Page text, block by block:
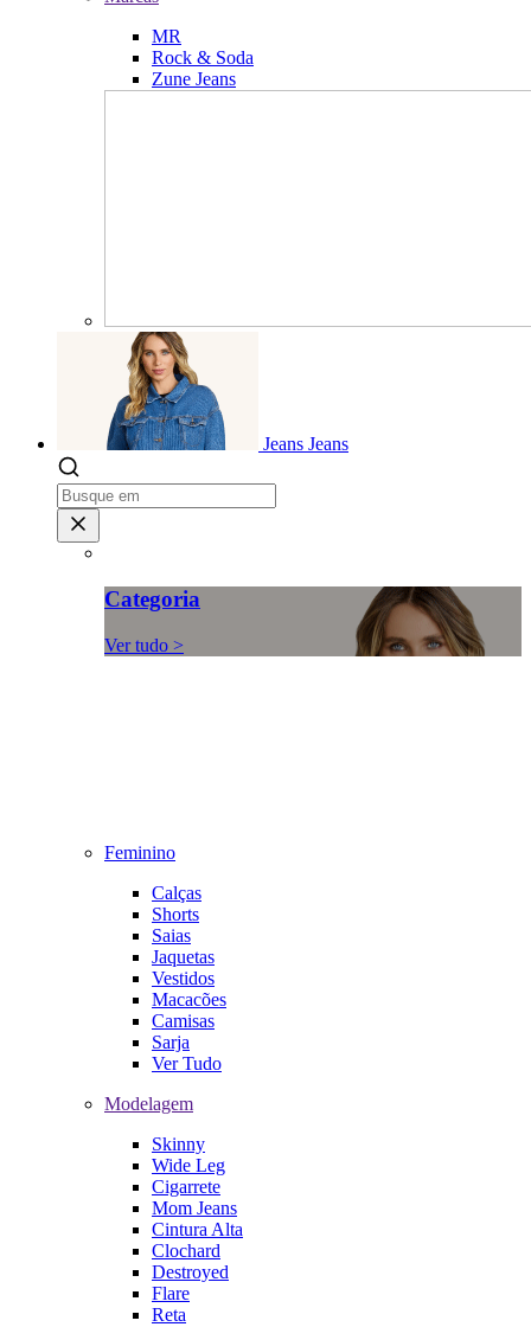
MR
Rock & Soda
Zune Jeans
Jeans Jeans
Categoria
Ver tudo >
Feminino
Calças
Shorts
Saias
Jaquetas
Vestidos
Macacões
Camisas
Sarja
Ver Tudo
Modelagem
Skinny
Wide Leg
Cigarrete
Mom Jeans
Cintura Alta
Clochard
Destroyed
Flare
Reta